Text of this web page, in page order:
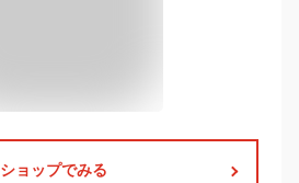
ショップでみる